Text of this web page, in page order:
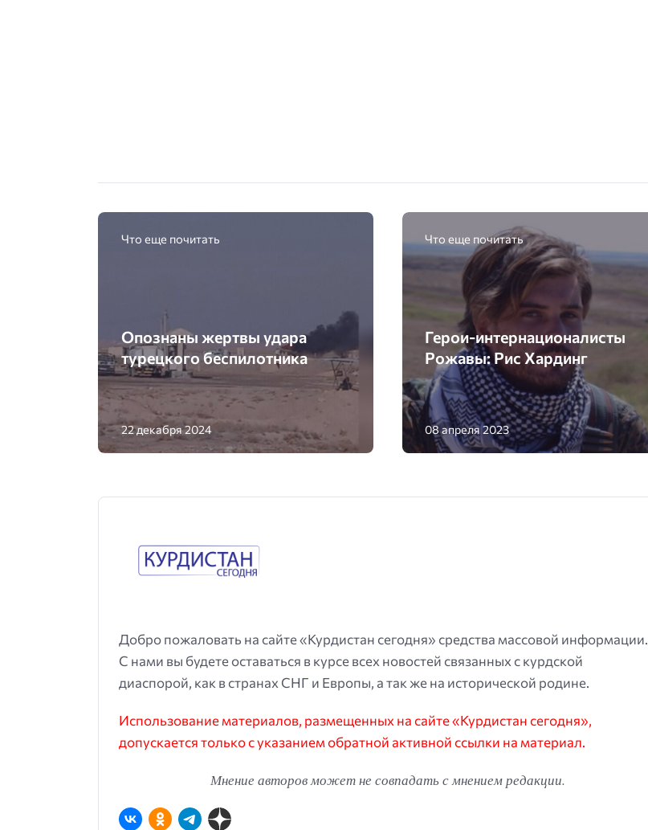
Что еще почитать
Опознаны жертвы удара
турецкого беспилотника
22 декабря 2024
Что еще почитать
Герои-интернационалисты
Рожавы: Рис Хардинг
08 апреля 2023
Добро пожаловать на сайте «Курдистан сегодня» средства массовой информации.
С нами вы будете оставаться в курсе всех новостей связанных с курдской
диаспорой, как в странах СНГ и Европы, а так же на исторической родине.
Использование материалов, размещенных на сайте «Курдистан сегодня»,
допускается только с указанием обратной активной ссылки на материал.
Мнение авторов может не совпадать с мнением редакции.